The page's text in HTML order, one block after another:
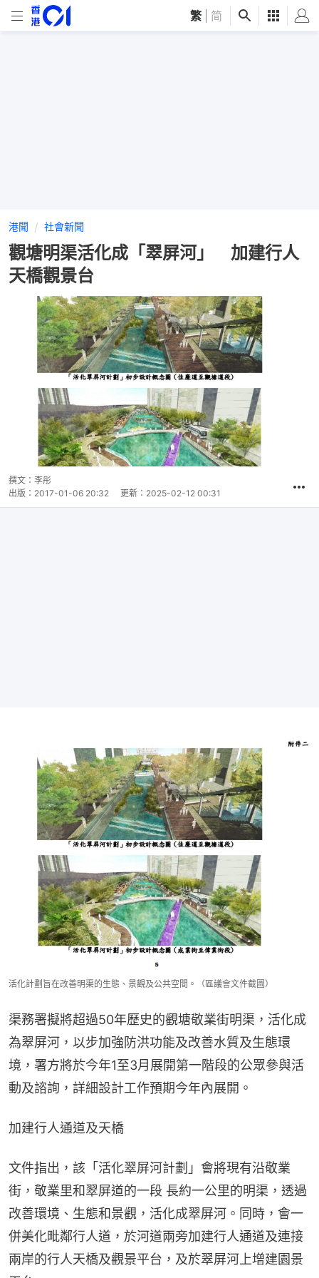
繁 简
港聞 社會新聞
觀塘明渠活化成「翠屏河」 加建行人
天橋觀景台
撰文： 李彤
出版： 2017-01-06 20:32 更新： 2025-02-12 00:31
活化計劃旨在改善明渠的生態、景觀及公共空間。（區議會文件截圖）
渠務署擬將超過50年歷史的觀塘敬業街明渠，活化成
為翠屏河，以步加強防洪功能及改善水質及生態環
境，署方將於今年1至3月展開第一階段的公眾參與活
動及諮詢，詳細設計工作預期今年內展開。
加建行人通道及天橋
文件指出，該「活化翠屏河計劃」會將現有沿敬業
街，敬業里和翠屏道的一段 長約一公里的明渠，透過
改善環境、生態和景觀，活化成翠屏河。同時，會一
併美化毗鄰行人道，於河道兩旁加建行人通道及連接
兩岸的行人天橋及觀景平台，及於翠屏河上增建園景